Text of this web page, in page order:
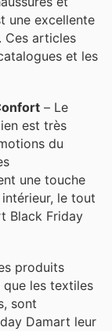
une excellente
Ces articles
et les
– Le
est très
du
une touche
le tout
Black Friday
produits
les textiles
sont
Damart leur